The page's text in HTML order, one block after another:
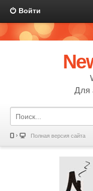
Войти
Для
Полная версия сайта